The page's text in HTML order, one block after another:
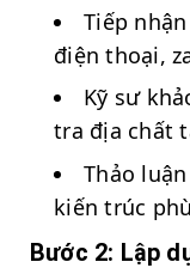
Tiếp
điện thoại,
Kỹ sư
tra địa chất
Thảo
kiến trúc
Bước 2: Lập